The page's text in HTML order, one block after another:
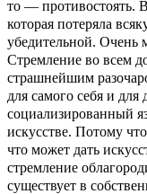
то — противостоять.
которая потеряла
убедительной. Очень
Стремление во всем
страшнейшим
для самого себя и
социализированный
искусстве. Потому
что может дать
стремление
существует в